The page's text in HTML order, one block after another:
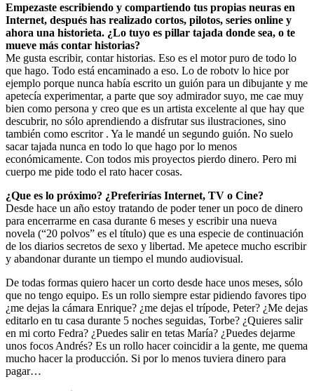
Empezaste escribiendo y compartiendo tus propias neuras en
Internet, después has realizado cortos, pilotos, series online y
ahora una historieta. ¿Lo tuyo es pillar tajada donde sea, o te
mueve más contar historias?
Me gusta escribir, contar historias. Eso es el motor puro de todo lo
que hago. Todo está encaminado a eso. Lo de robotv lo hice por
ejemplo porque nunca había escrito un guión para un dibujante y me
apetecía experimentar, a parte que soy admirador suyo, me cae muy
bien como persona y creo que es un artista excelente al que hay que
descubrir, no sólo aprendiendo a disfrutar sus ilustraciones, sino
también como escritor . Ya le mandé un segundo guión. No suelo
sacar tajada nunca en todo lo que hago por lo menos
económicamente. Con todos mis proyectos pierdo dinero. Pero mi
cuerpo me pide todo el rato hacer cosas.
¿Que es lo próximo? ¿Preferirías Internet, TV o Cine?
Desde hace un año estoy tratando de poder tener un poco de dinero
para encerrarme en casa durante 6 meses y escribir una nueva
novela (“20 polvos” es el título) que es una especie de continuación
de los diarios secretos de sexo y libertad. Me apetece mucho escribir
y abandonar durante un tiempo el mundo audiovisual.
De todas formas quiero hacer un corto desde hace unos meses, sólo
que no tengo equipo. Es un rollo siempre estar pidiendo favores tipo
¿me dejas la cámara Enrique? ¿me dejas el trípode, Peter? ¿Me dejas
editarlo en tu casa durante 5 noches seguidas, Torbe? ¿Quieres salir
en mi corto Fedra? ¿Puedes salir en tetas María? ¿Puedes dejarme
unos focos Andrés? Es un rollo hacer coincidir a la gente, me quema
mucho hacer la producción. Si por lo menos tuviera dinero para
pagar…